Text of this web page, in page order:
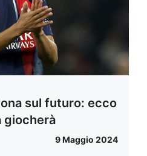
sul futuro: ecco
giocherà
9 Maggio 2024